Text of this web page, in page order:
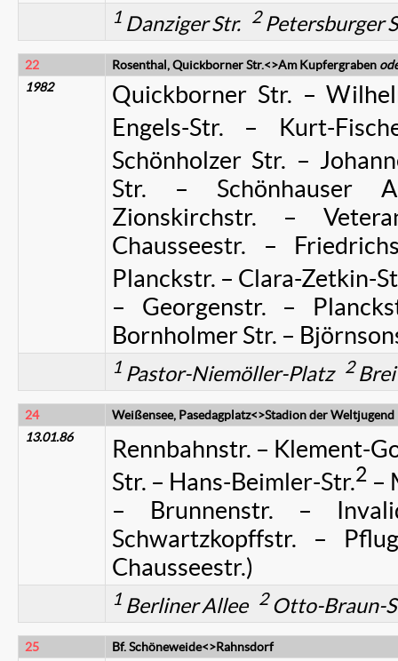
1 Danziger Str. 2Petersburger
22 Rosenthal, Quickborner Str.<>Am Kupfergraben
1982
Quickborner Str. –
Engels-Str. – Kurt-
Schönholzer Str. –
Str. – Schönhauser
Zionskirchstr. –
Chausseestr. –
Planckstr. – Clara-Zetkin-
– Georgenstr. –
Bornholmer Str. –
1 Pastor-Niemöller-Platz 2
24
Weißensee, Pasedagplatz<>Stadion der Weltjugend
13.01.86
Rennbahnstr. – Klement-
Str. – Hans-Beimler-Str.2 –
– Brunnenstr. –
Schwartzkopffstr. –
Chausseestr.)
1 Berliner Allee 2Otto-Braun-
25
Bf. Schöneweide<>Rahnsdorf